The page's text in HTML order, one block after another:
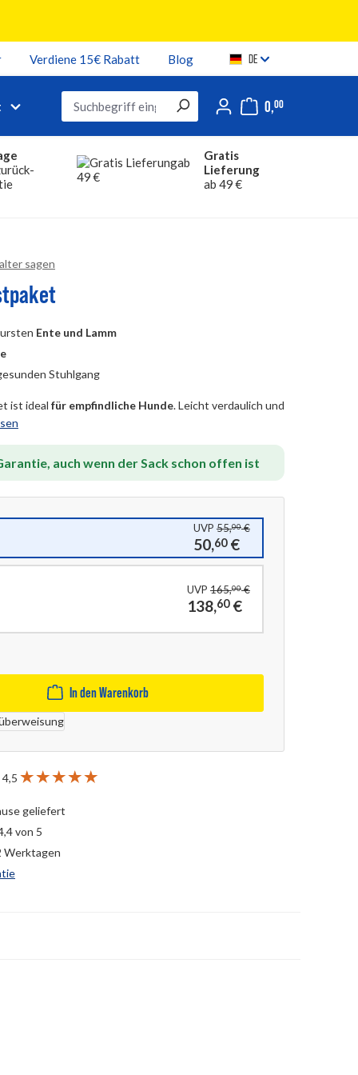
Verdiene 15€ Rabatt Blog DE
0,00
Gratis
Lieferung
ab 49 €
sagen
Ente und Lamm
Stuhlgang
ist ideal für empfindliche Hunde. Leicht verdaulich und
auch wenn der Sack schon offen ist
UVP 55,00€
50,60€
UVP 165,00€
138,60€
In den Warenkorb
geliefert
von 5
Werktagen